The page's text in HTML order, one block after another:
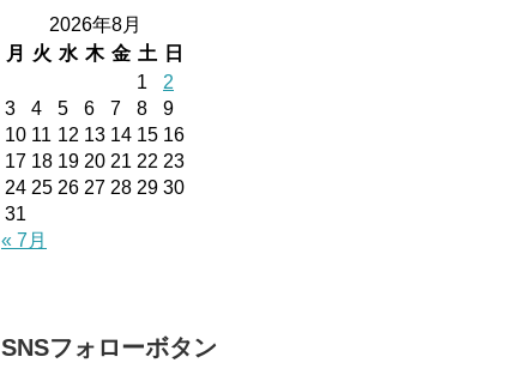
2026年8月
月
火 水 木 金 土
日
1
2
3
4 5 6 7 8
9
10 11 12 13 14 15 16
17 18 19 20 21 22 23
24 25 26 27 28 29 30
31
« 7月
SNSフォローボタン